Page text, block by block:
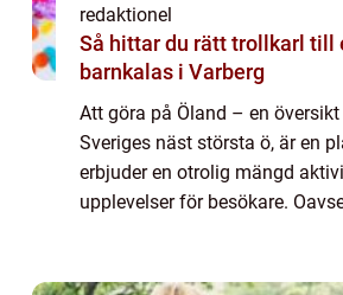
redaktionel
Så hittar du rätt trollkarl till
barnkalas i Varberg
Att göra på Öland – en översikt
Sveriges näst största ö, är en
erbjuder en otrolig mängd
upplevelser för besökare.